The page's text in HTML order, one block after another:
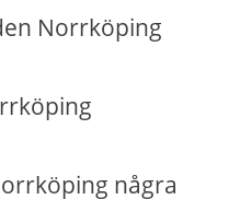
Norrköping
några